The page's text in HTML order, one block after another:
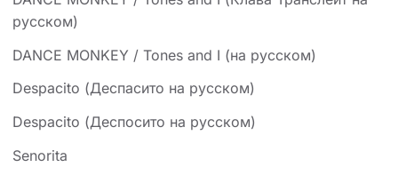
русском)
DANCE MONKEY / Tones and I (на русском)
Despacito (Деспасито на русском)
Despacito (Деспосито на русском)
Senorita